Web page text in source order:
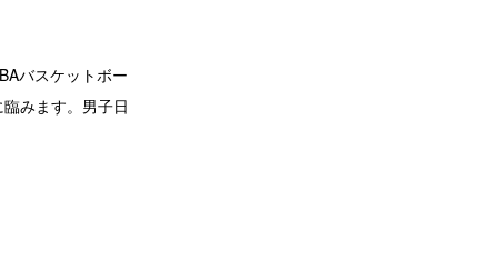
バスケットボー
みます。男子日